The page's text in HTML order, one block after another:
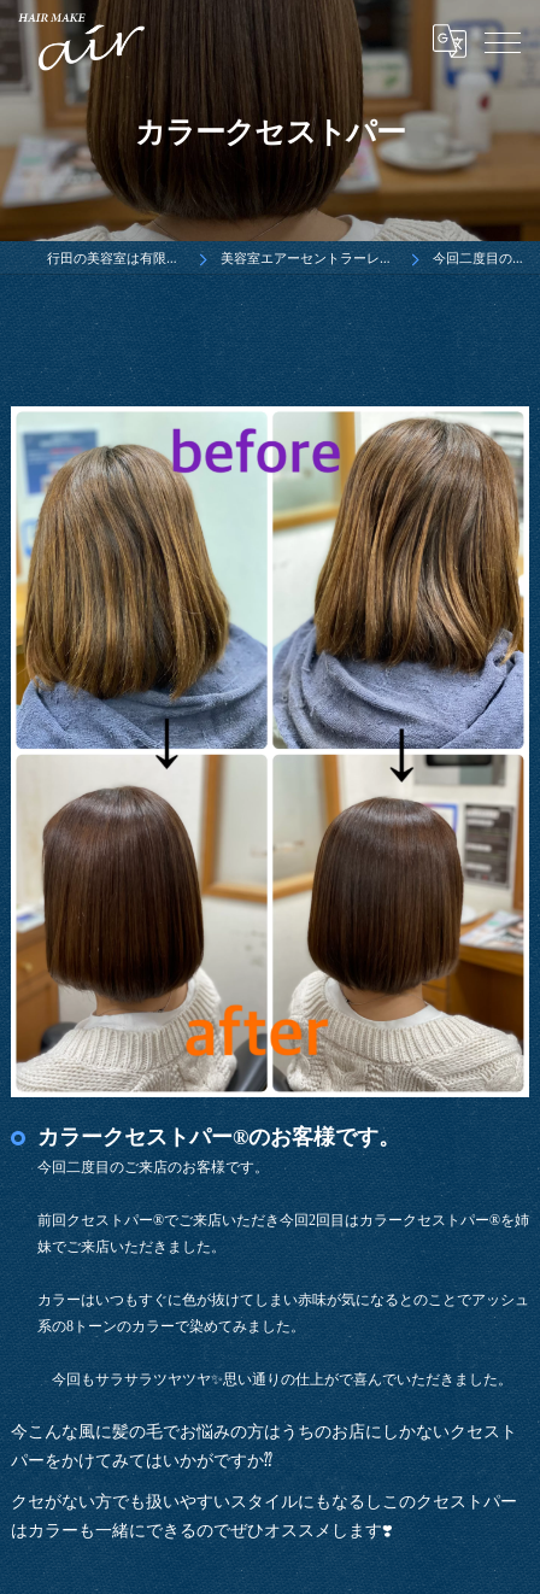
カラークセストパー
行田の美容室は有限会社ウエダ 美容室エアーセントラーレ行田店ブログ 今回二度目のご来店…
カラークセストパー®︎のお客様です。
今回二度目のご来店のお客様です。
前回クセストパー®︎でご来店いただき今回2回目はカラークセストパー®︎を姉
妹でご来店いただきました。
カラーはいつもすぐに色が抜けてしまい赤味が気になるとのことでアッシュ
系の8トーンのカラーで染めてみました。
今回もサラサラツヤツヤ✨思い通りの仕上がで喜んでいただきました。
今こんな風に髪の毛でお悩みの方はうちのお店にしかないクセスト
パーをかけてみてはいかがですか⁇
クセがない方でも扱いやすいスタイルにもなるしこのクセストパー
はカラーも一緒にできるのでぜひオススメします❣️